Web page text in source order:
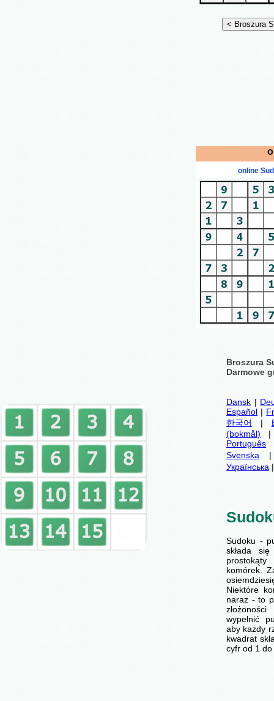
online
Broszura
Darmowe
Dansk |
Español |
한국어
|
(bokmål)
Português
Svenska
Українська
Sudoku -
składa
komórek.
Niektóre
naraz - to
wypełnić
aby każdy
kwadrat
cyfr od 1